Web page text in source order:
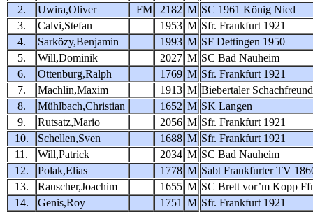
2.
Uwira,Oliver FM 2182 M SC 1961 König Nied
3.
Calvi,Stefan 1953 M Sfr. Frankfurt 1921
4.
Sarközy,Benjamin 1993 M SF Dettingen 1950
5.
Will,Dominik 2027 M SC Bad Nauheim
6.
Ottenburg,Ralph 1769 M Sfr. Frankfurt 1921
7.
Machlin,Maxim 1913 M Biebertaler
8.
Mühlbach,Christian 1652 M SK Langen
9.
Rutsatz,Mario 2056 M Sfr. Frankfurt 1921
10.
Schellen,Sven 1688 M Sfr. Frankfurt 1921
11.
Will,Patrick 2034 M SC Bad Nauheim
12.
Polak,Elias 1778 M Sabt Frankfurter TV
13.
Rauscher,Joachim 1655 M SC Brett vor’m Kopp
14.
Genis,Roy 1751 M Sfr. Frankfurt 1921